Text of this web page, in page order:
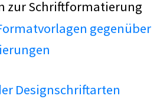
zur Schriftformatierung
gegenüber
Designschriftarten